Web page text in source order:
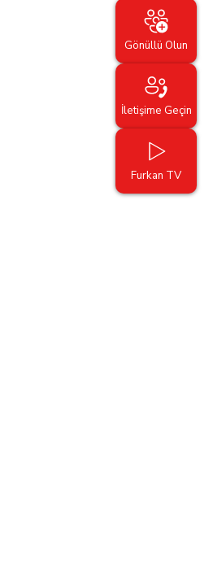
Gönüllü Olun
İletişime Geçin
Furkan TV